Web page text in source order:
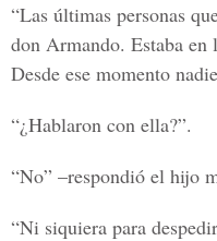
“Las últimas personas
don Armando. Estaba
Desde ese momento
“¿Hablaron con ella?”.
“No” –respondió el hijo
“Ni siquiera para